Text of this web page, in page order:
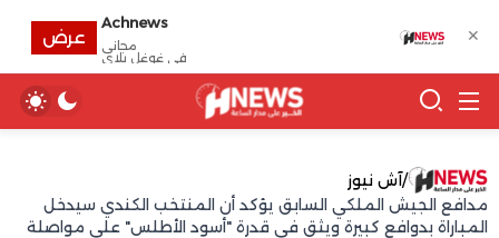
/آش نيوز
مدافع الجيش الملكي السابق يؤكد أن المنتخب الكندي سيدخل
المباراة بدوافع كبيرة ويثق في قدرة "أسود الأطلس" على مواصلة
✕
Achnews
مجانى
في غوغل بلاي
عرض